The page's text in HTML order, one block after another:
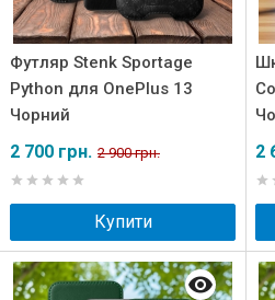
Футляр Stenk Sportage
Python для OnePlus 13
Чорний
2 700 грн. 2 900 грн.
Купити
2